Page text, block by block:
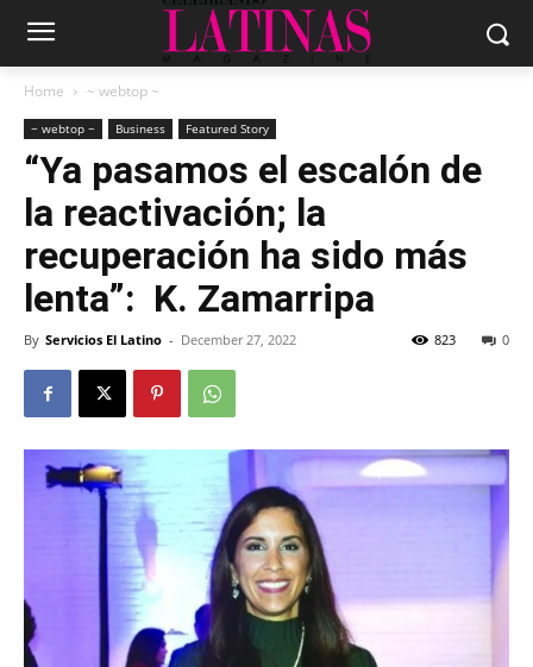
Home ~ webtop ~
~ webtop ~ Business Featured Story
“Ya pasamos el escalón de
la reactivación; la
recuperación ha sido más
lenta”: K. Zamarripa
By Servicios El Latino - December 27, 2022 0
823